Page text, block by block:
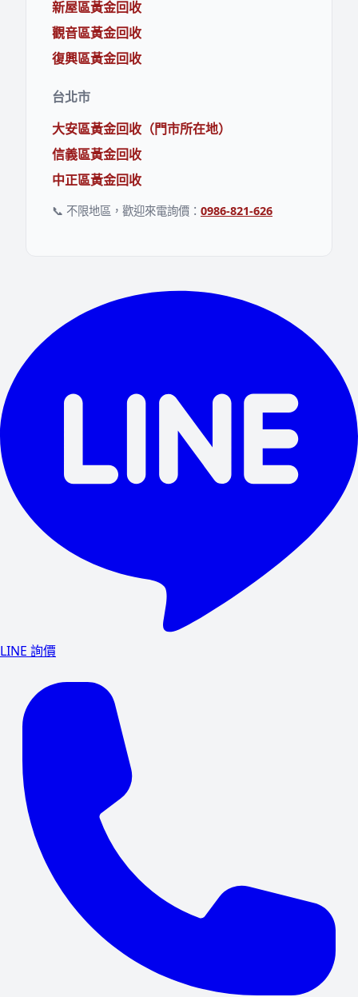
新屋區黃金回收
觀音區黃金回收
復興區黃金回收
台北市
大安區黃金回收（門市所在地）
信義區黃金回收
中正區黃金回收
📞 不限地區，歡迎來電詢價： 0986-821-626
LINE 詢價